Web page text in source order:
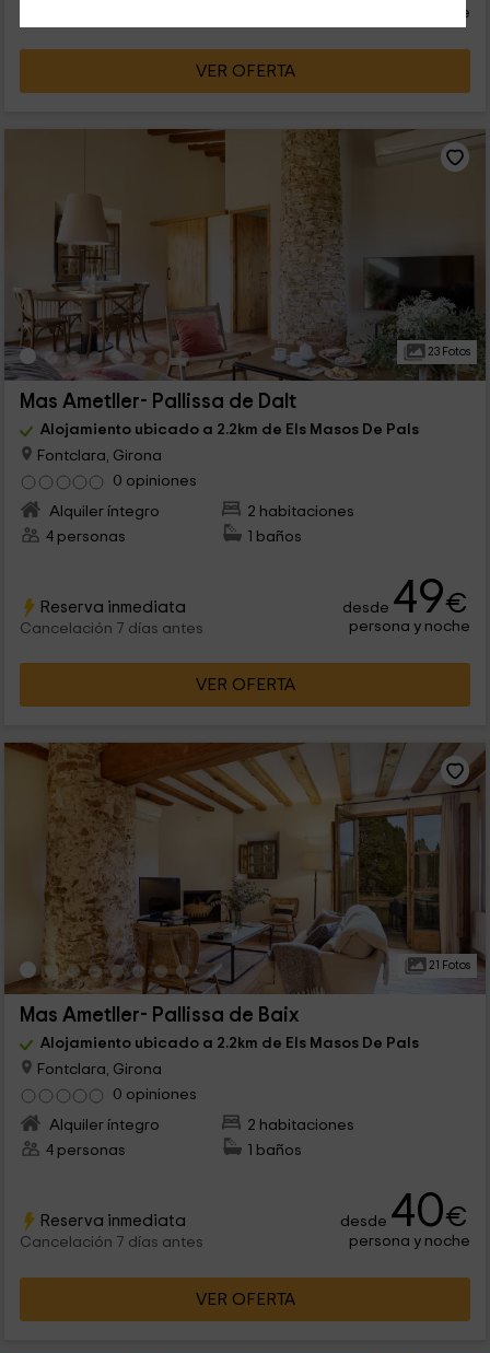
persona y noche
VER OFERTA
23 Fotos
Mas Ametller- Pallissa de Dalt
Alojamiento ubicado a 2.2km de Els Masos De Pals
Fontclara, Girona
0 opiniones
Alquiler íntegro
2 habitaciones
4 personas
1 baños
Reserva inmediata
Cancelación 7 días antes
desde 49€
persona y noche
VER OFERTA
21 Fotos
Mas Ametller- Pallissa de Baix
Alojamiento ubicado a 2.2km de Els Masos De Pals
Fontclara, Girona
0 opiniones
Alquiler íntegro
2 habitaciones
4 personas
1 baños
Reserva inmediata
Cancelación 7 días antes
desde 40€
persona y noche
VER OFERTA